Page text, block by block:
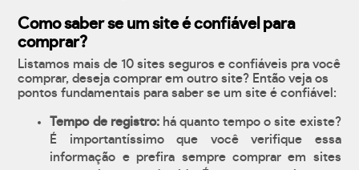
Como saber se um site é confiável para
comprar?
Listamos mais de 10 sites seguros e confiáveis pra você
comprar, deseja comprar em outro site? Então veja os
pontos fundamentais para saber se um site é confiável:
Tempo de registro:há quanto tempo o site existe?
É importantíssimo que você verifique essa
informação e prefira sempre comprar em sites